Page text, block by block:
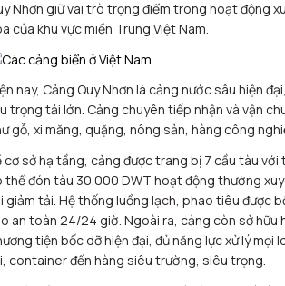
Nhơn giữ vai trò trọng điểm trong hoạt động
của khu vực miền Trung Việt Nam.
nay, Cảng Quy Nhơn là cảng nước sâu hiện
trọng tải lớn. Cảng chuyên tiếp nhận và vận
gỗ, xi măng, quặng, nông sản, hàng công
cơ sở hạ tầng, cảng được trang bị 7 cầu tàu với
thể đón tàu 30.000 DWT hoạt động thường
giảm tải. Hệ thống luồng lạch, phao tiêu được
an toàn 24/24 giờ. Ngoài ra, cảng còn sở hữu
tiện bốc dỡ hiện đại, đủ năng lực xử lý mọi
container đến hàng siêu trường, siêu trọng.